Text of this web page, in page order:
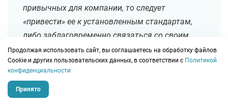
привычных для компании, то следует
«привести» ее к установленным стандартам,
либо заблаговременно связаться со своим
банком и сделать пояснения. Это позволит в
будущем избежать блокировки.
Чтобы не сталкиваться с блокировками,
Продолжая использовать сайт, вы соглашаетесь на обработку файлов
Сookie и других пользовательских данных, в соответствии с Политикой
конфиденциальности
Принято